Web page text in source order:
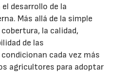
desarrollo de la
Más allá de la simple
la calidad,
de las
cada vez más
agricultores para adoptar